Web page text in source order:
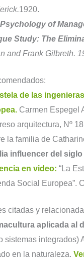
1920.
of
Study: The
and Frank Gilbreth.
de las
Carmen Espegel
arquitectura, Nº
la familia de
influencer del siglo
en video: “La
Social Europea”.
citadas y
aplicada al
sistemas integrados)
en la naturaleza.